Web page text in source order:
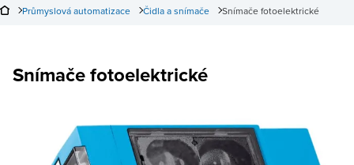
Snímače fotoelektrické
Čidla a snímače
Průmyslová automatizace
Snímače fotoelektrické